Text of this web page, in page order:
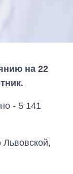
на 22
- 5 141